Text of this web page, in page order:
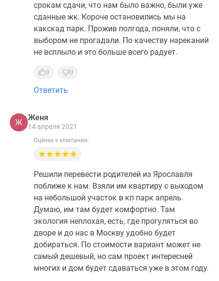
срокам сдачи, что нам было важно, были уже
сданные жк. Короче остановились мы на
какскад парк. Прожив полгода, поняли, что с
выбором не прогадали. По качеству нареканий
не всплыло и это больше всего радует.
0 0
Ответить
Ж
Женя
14 апреля 2021
Оценка к компании:
Решили перевести родителей из Ярославля
поближе к нам. Взяли им квартиру с выходом
на небольшой участок в кп парк апрель.
Думаю, им там будет комфортно. Там
экология неплохая, есть, где прогуляться во
дворе и до нас в Москву удобно будет
добираться. По стоимости вариант может не
самый дешевый, но сам проект интересней
многих и дом будет сдаваться уже в этом году.